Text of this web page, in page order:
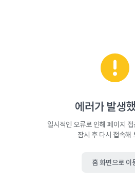
에러가 발생
일시적인 오류로 인해 페이지
잠시 후 다시 접속해
홈 화면으로 이